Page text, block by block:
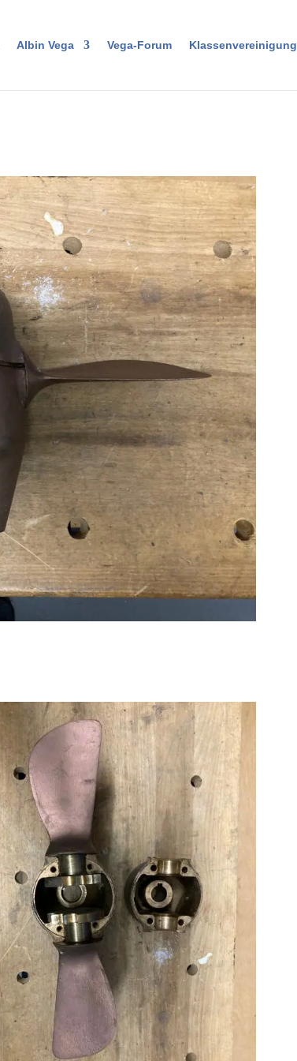
Albin Vega Vega-Forum Klassenvereinigung